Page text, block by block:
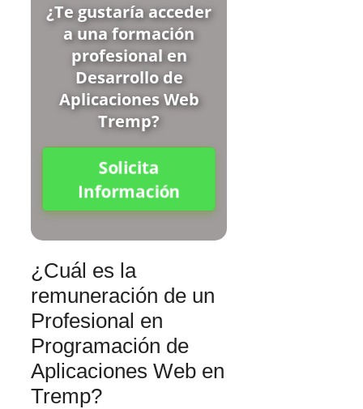
¿Te gustaría acceder
a una formación
profesional en
Desarrollo de
Aplicaciones Web
Tremp?
Solicita
Información
¿Cuál es la
remuneración de un
Profesional en
Programación de
Aplicaciones Web en
Tremp?